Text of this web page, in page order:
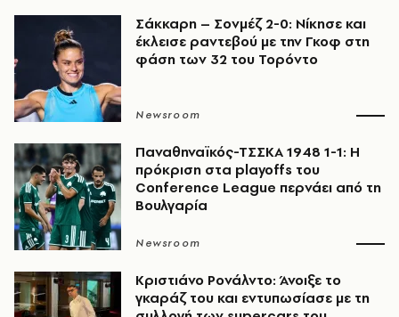
Σάκκαρη – Σονμέζ 2-0: Νίκησε και
έκλεισε ραντεβού με την Γκοφ στη
φάση των 32 του Τορόντο
Newsroom
Παναθηναϊκός-ΤΣΣΚΑ 1948 1-1: Η
πρόκριση στα playoffs του
Conference League περνάει από τη
Βουλγαρία
Newsroom
Κριστιάνο Ρονάλντο: Άνοιξε το
γκαράζ του και εντυπωσίασε με τη